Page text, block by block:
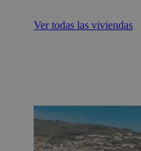
Ver todas las viviendas